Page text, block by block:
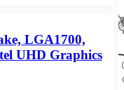
LGA1700,
UHD Graphics